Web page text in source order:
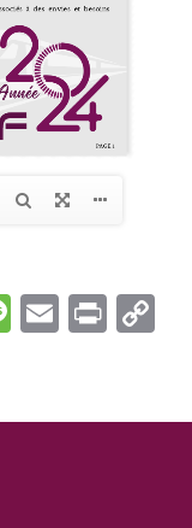
Message
EmailPrint